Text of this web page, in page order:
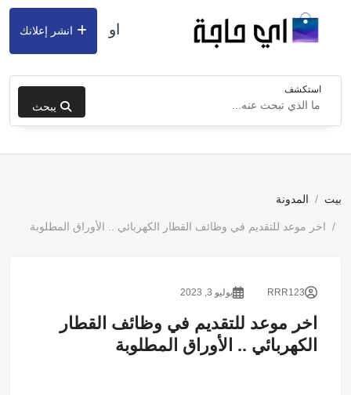
استكشف
يبحث
او انشر إعلانك
بيت المدونة
اخر موعد للتقديم في وظائف القطار الكهربائي .. الأوراق المطلوبة
RRR123 يوليو 3, 2023
اخر موعد للتقديم في وظائف القطار
الكهربائي .. الأوراق المطلوبة